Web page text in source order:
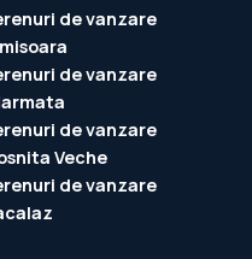
de vanzare
de vanzare
de vanzare
Veche
de vanzare